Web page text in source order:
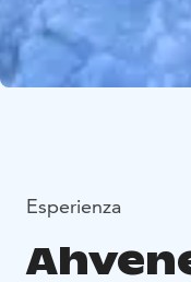
Esperienza